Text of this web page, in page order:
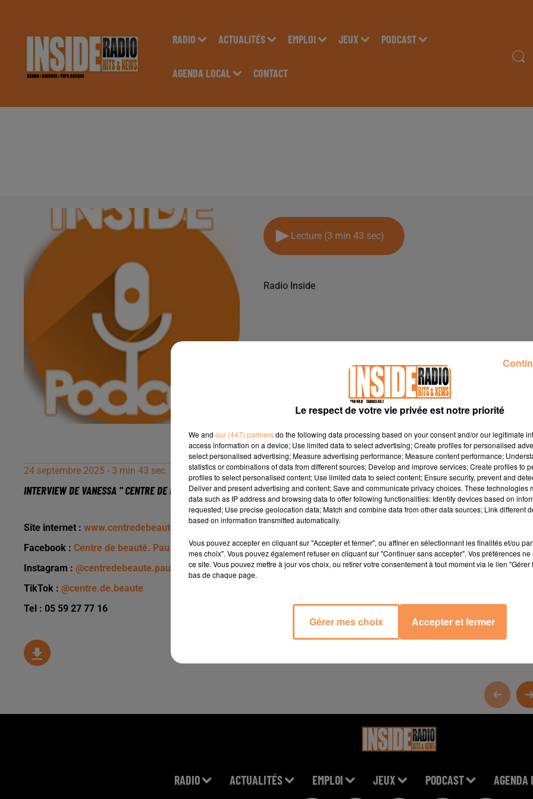
RADIO ACTUALITÉS EMPLOI JEUX PODCAST
AGENDA LOCAL CONTACT
Lecture (3 min 43 sec)
Radio Inside
24 septembre 2025 - 3 min 43 sec
INTERVIEW DE VANESSA " CENTRE DE BEAUTÉ" À PAU, SUR RADIO INSIDE
Site internet : www.centredebeaute.net
Facebook : Centre de beauté. Pau
Instagram : @centredebeaute.pau
TikTok : @centre.de.beaute
Tel : 05 59 27 77 16
RADIO ACTUALITÉS EMPLOI JEUX PODCAST AGENDA
Le respect de votre vie privée est notre priorité
We and our (447) partnersdo the following data processing based on your consent and/or our legitimate
access information on a device; Use limited data to select advertising; Create profiles for personalised
select personalised advertising; Measure advertising performance; Measure content performance;
statistics or combinations of data from different sources; Develop and improve services; Create profiles to
profiles to select personalised content; Use limited data to select content; Ensure security, prevent and
Deliver and present advertising and content; Save and communicate privacy choices. These technologies
data such as IP address and browsing data to offer following functionalities: Identify devices based on
requested; Use precise geolocation data; Match and combine data from other data sources; Link different
based on information transmitted automatically.
Vous pouvez accepter en cliquant sur "Accepter et fermer", ou affiner en sélectionnant les finalités et/ou
mes choix". Vous pouvez également refuser en cliquant sur "Continuer sans accepter". Vos préférences
ce site. Vous pouvez mettre à jour vos choix, ou retirer votre consentement à tout moment via le lien
bas de chaque page.
Gérer mes choix Accepter et fermer